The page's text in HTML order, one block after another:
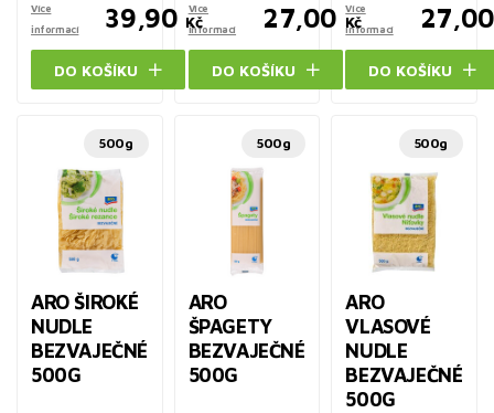
Více
informací
39,90 Kč
DO KOŠÍKU
Více
informací
27,00 Kč
DO KOŠÍKU
Více
informací
27,00
DO KOŠÍKU
500g
ARO ŠIROKÉ
NUDLE
BEZVAJEČNÉ
500G
500g
ARO
ŠPAGETY
BEZVAJEČNÉ
500G
500g
ARO
VLASOVÉ
NUDLE
BEZVAJEČNÉ
500G